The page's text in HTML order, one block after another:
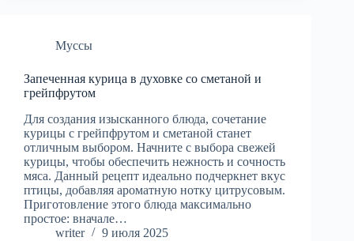
Муссы
Запеченная курица в духовке со сметаной и
грейпфрутом
Для создания изысканного блюда, сочетание
курицы с грейпфрутом и сметаной станет
отличным выбором. Начните с выбора свежей
курицы, чтобы обеспечить нежность и сочность
мяса. Данный рецепт идеально подчеркнет вкус
птицы, добавляя ароматную нотку цитрусовым.
Приготовление этого блюда максимально
простое: вначале…
writer
9 июля 2025